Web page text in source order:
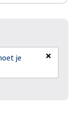
je
×